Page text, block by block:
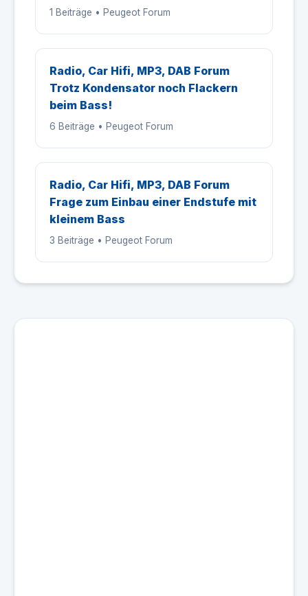
1 Beiträge • Peugeot Forum
Radio, Car Hifi, MP3, DAB Forum
Trotz Kondensator noch Flackern
beim Bass!
6 Beiträge • Peugeot Forum
Radio, Car Hifi, MP3, DAB Forum
Frage zum Einbau einer Endstufe mit
kleinem Bass
3 Beiträge • Peugeot Forum